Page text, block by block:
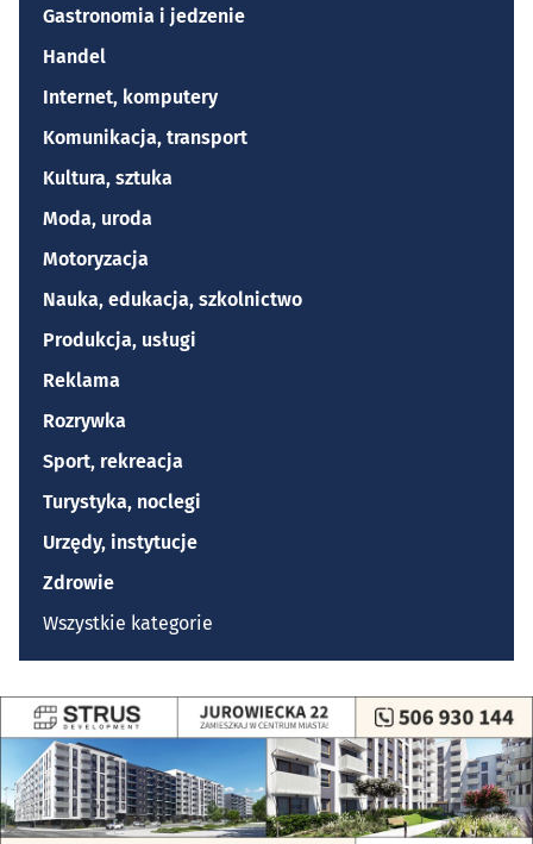
Gastronomia i jedzenie
Handel
Internet, komputery
Komunikacja, transport
Kultura, sztuka
Moda, uroda
Motoryzacja
Nauka, edukacja, szkolnictwo
Produkcja, usługi
Reklama
Rozrywka
Sport, rekreacja
Turystyka, noclegi
Urzędy, instytucje
Zdrowie
Wszystkie kategorie